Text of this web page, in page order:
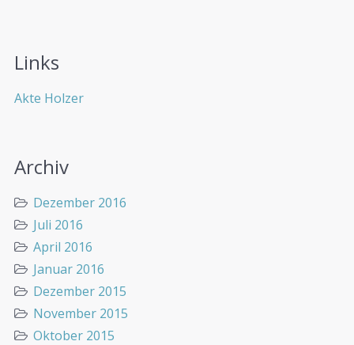
Links
Akte Holzer
Archiv
Dezember 2016
Juli 2016
April 2016
Januar 2016
Dezember 2015
November 2015
Oktober 2015